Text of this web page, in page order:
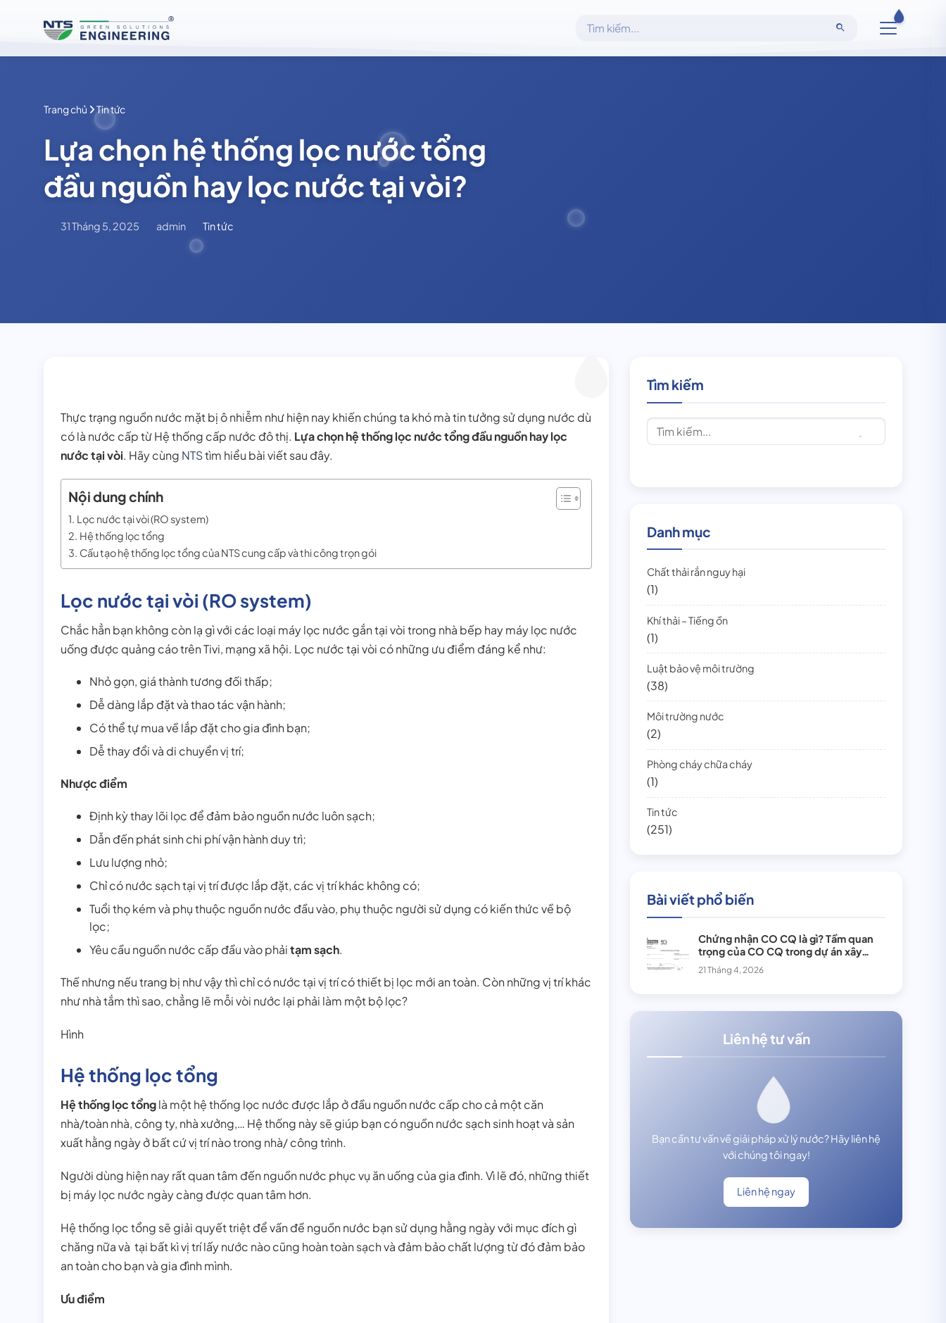
dung
Trang chủ Tin tức
Lựa chọn hệ thống lọc nước tổng
đầu nguồn hay lọc nước tại vòi?
31 Tháng 5, 2025 admin Tin tức
Thực trạng nguồn nước mặt bị ô nhiễm như hiện nay khiến chúng ta khó mà tin tưởng sử dụng nước dù
có là nước cấp từ Hệ thống cấp nước đô thị. Lựa chọn hệ thống lọc nước tổng đầu nguồn hay lọc
nước tại vòi. Hãy cùng NTStìm hiểu bài viết sau đây.
Nội dung chính
Lọc nước tại vòi (RO system)
Hệ thống lọc tổng
Cấu tạo hệ thống lọc tổng của NTS cung cấp và thi công trọn gói
Lọc nước tại vòi (RO system)
Chắc hẳn bạn không còn lạ gì với các loại máy lọc nước gắn tại vòi trong nhà bếp hay máy lọc nước
uống được quảng cáo trên Tivi, mạng xã hội. Lọc nước tại vòi có những ưu điểm đáng kể như:
Nhỏ gọn, giá thành tương đối thấp;
Dễ dàng lắp đặt và thao tác vận hành;
Có thể tự mua về lắp đặt cho gia đình bạn;
Dễ thay đổi và di chuyển vị trí;
Nhược điểm
Định kỳ thay lõi lọc để đảm bảo nguồn nước luôn sạch;
Dẫn đến phát sinh chi phí vận hành duy trì;
Lưu lượng nhỏ;
Chỉ có nước sạch tại vị trí được lắp đặt, các vị trí khác không có;
Tuổi thọ kém và phụ thuộc nguồn nước đầu vào, phụ thuộc người sử dụng có kiến thức về bộ
lọc;
Yêu cầu nguồn nước cấp đầu vào phảitạm sạch.
Thế nhưng nếu trang bị như vậy thì chỉ có nước tại vị trí có thiết bị lọc mới an toàn. Còn những vị trí khác
như nhà tắm thì sao, chẳng lẽ mỗi vòi nước lại phải làm một bộ lọc?
Hình
Hệ thống lọc tổng
Hệ thống lọc tổnglà một hệ thống lọc nước được lắp ở đầu nguồn nước cấp cho cả một căn
nhà/toàn nhà, công ty, nhà xưởng,… Hệ thống này sẽ giúp bạn có nguồn nước sạch sinh hoạt và sản
xuất hằng ngày ở bất cứ vị trí nào trong nhà/ công trình.
Người dùng hiện nay rất quan tâm đến nguồn nước phục vụ ăn uống của gia đình. Vì lẽ đó, những thiết
bị máy lọc nước ngày càng được quan tâm hơn.
Hệ thống lọc tổng sẽ giải quyết triệt để vấn đề nguồn nước bạn sử dụng hằng ngày với mục đích gì
chăng nữa và tại bất kì vị trí lấy nước nào cũng hoàn toàn sạch và đảm bảo chất lượng từ đó đảm bảo
an toàn cho bạn và gia đình mình.
Ưu điểm
Tìm kiếm
Danh mục
Chất thải rắn nguy hại
(1)
Khí thải – Tiếng ồn
(1)
Luật bảo vệ môi trường
(38)
Môi trường nước
(2)
Phòng cháy chữa cháy
(1)
Tin tức
(251)
Bài viết phổ biến
Chứng nhận CO CQ là gì? Tầm quan
trọng của CO CQ trong dự án xây
dựng
21 Tháng 4, 2026
Liên hệ tư vấn
Bạn cần tư vấn về giải pháp xử lý nước? Hãy liên hệ
với chúng tôi ngay!
Liên hệ ngay